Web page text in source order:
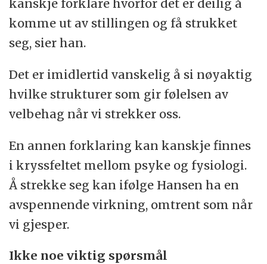
kanskje forklare hvorfor det er deilig å
komme ut av stillingen og få strukket
seg, sier han.
Det er imidlertid vanskelig å si nøyaktig
hvilke strukturer som gir følelsen av
velbehag når vi strekker oss.
En annen forklaring kan kanskje finnes
i kryssfeltet mellom psyke og fysiologi.
Å strekke seg kan ifølge Hansen ha en
avspennende virkning, omtrent som når
vi gjesper.
Ikke noe viktig spørsmål